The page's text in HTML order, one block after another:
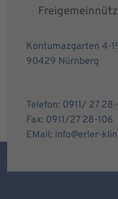
Kontumazgarten 4-
90429 Nürnberg
Telefon: 0911/ 27
Fax: 0911/27 28-106
EMail: info@erler-